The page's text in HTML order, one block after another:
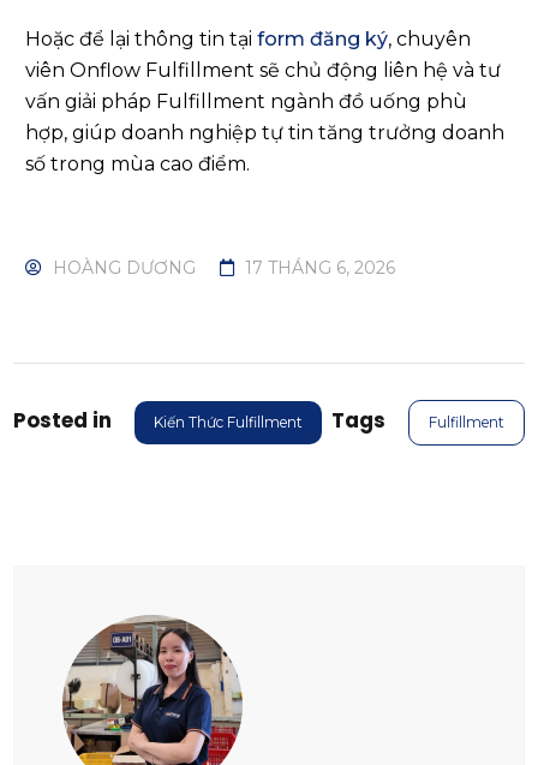
HOÀNG DƯƠNG 17 THÁNG 6, 2026
Posted in Kiến Thức Fulfillment Tags
Hoàng Dương
duong.ht@onflow.vn